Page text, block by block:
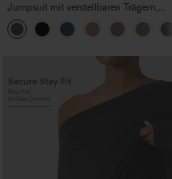
Jumpsuit mit verstellbaren Trägern,
gerafftem Detail, weitem Bein und
meliertem Stoff, lässig, mit Taschen -
Easy Peezy